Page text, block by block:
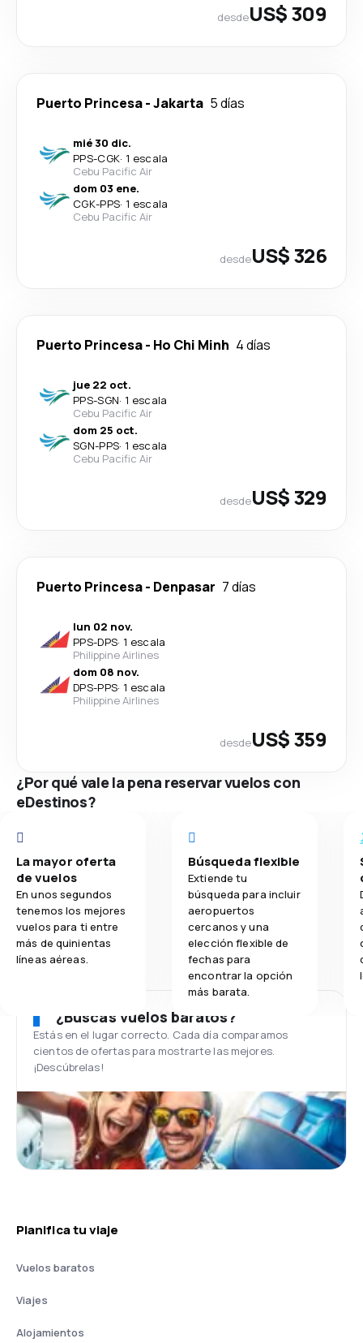
desdeUS$ 309
Puerto Princesa-Jakarta 5 días
mié 30 dic.
PPS-CGK· 1 escala
Cebu Pacific Air
dom 03 ene.
CGK-PPS· 1 escala
Cebu Pacific Air
desdeUS$ 326
Puerto Princesa- Ho Chi Minh 4 días
jue 22 oct.
PPS-SGN· 1 escala
Cebu Pacific Air
dom 25 oct.
SGN-PPS· 1 escala
Cebu Pacific Air
desdeUS$ 329
Puerto Princesa- Denpasar 7 días
lun 02 nov.
PPS-DPS· 1 escala
Philippine Airlines
dom 08 nov.
DPS-PPS· 1 escala
Philippine Airlines
desdeUS$ 359
¿Por qué vale la pena reservar vuelos con
eDestinos?
La mayor oferta
de vuelos
En unos segundos
tenemos los mejores
vuelos para ti entre
más de quinientas
líneas aéreas.
Búsqueda flexible
Extiende tu
búsqueda para incluir
aeropuertos
cercanos y una
elección flexible de
fechas para
encontrar la opción
más barata.
¿Buscas vuelos baratos?
Estás en el lugar correcto. Cada día comparamos
cientos de ofertas para mostrarte las mejores.
¡Descúbrelas!
Planifica tu viaje
Vuelos baratos
Viajes
Alojamientos